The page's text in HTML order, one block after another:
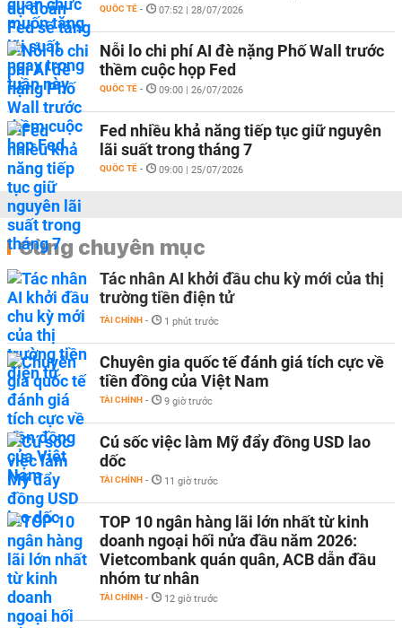
QUỐC TẾ - 07:52 | 28/07/2026
Nỗi lo chi phí AI đè nặng Phố Wall trước
thềm cuộc họp Fed
QUỐC TẾ - 09:00 | 26/07/2026
Fed nhiều khả năng tiếp tục giữ nguyên
lãi suất trong tháng 7
QUỐC TẾ - 09:00 | 25/07/2026
Cùng chuyên mục
Tác nhân AI khởi đầu chu kỳ mới của thị
trường tiền điện tử
TÀI CHÍNH - 1 phút trước
Chuyên gia quốc tế đánh giá tích cực về
tiền đồng của Việt Nam
TÀI CHÍNH - 9 giờ trước
Cú sốc việc làm Mỹ đẩy đồng USD lao
dốc
TÀI CHÍNH - 11 giờ trước
TOP 10 ngân hàng lãi lớn nhất từ kinh
doanh ngoại hối nửa đầu năm 2026:
Vietcombank quán quân, ACB dẫn đầu
nhóm tư nhân
TÀI CHÍNH - 12 giờ trước